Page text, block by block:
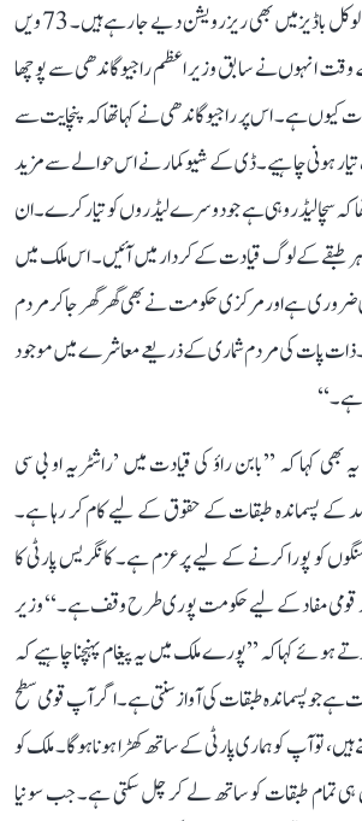
ڈی کے شیو کمار کے مطابق لوکل باڈیز میں بھی ریزرویشن دیے جا رہے ہیں۔ 73 ویں
کے وقت انہوں نے سابق وزیر اعظم راجیو گاندھی سے پوچھا
کیوں ہے۔ اس پر راجیو گاندھی نے کہا تھا کہ پنچایت سے
ہونی چاہیے۔ ڈی کے شیوکمار نے اس حوالے سے مزید
تھا کہ سچا لیڈر وہی ہے جو دوسرے لیڈروں کو تیار کرے۔ ان
طبقے کے لوگ قیادت کے کردار میں آئیں۔ اس ملک میں
ضروری ہے اور مرکزی حکومت نے بھی گھر گھر جا کر مردم
ذات پات کی مردم شماری کے ذریعے معاشرے میں موجود
ہے۔‘‘
کہا کہ ’’بابن راؤ کی قیادت میں ’راشٹریہ او بی سی
کے پسماندہ طبقات کے حقوق کے لیے کام کر رہا ہے۔
کو پورا کرنے کے لیے پرعزم ہے۔ کانگریس پارٹی کا
قومی مفاد کے لیے حکومت پوری طرح وقف ہے۔‘‘ وزیر
ہوئے کہا کہ ’’پورے ملک میں یہ پیغام پہنچنا چاہیے کہ
جو پسماندہ طبقات کی آواز سنتی ہے۔ اگر آپ قومی سطح
ہیں، تو آپ کو ہماری پارٹی کے ساتھ کھڑا ہونا ہوگا۔ ملک کو
ہی تمام طبقات کو ساتھ لے کر چل سکتی ہے۔ جب سونیا